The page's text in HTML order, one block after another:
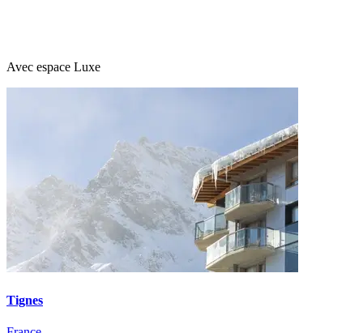
Avec espace Luxe
Tignes